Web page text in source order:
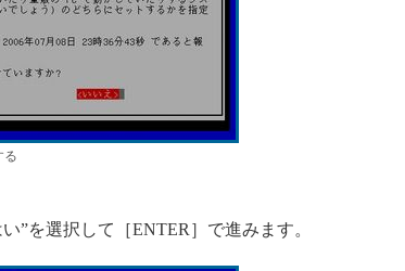
る
”を選択して［ENTER］で進みます。